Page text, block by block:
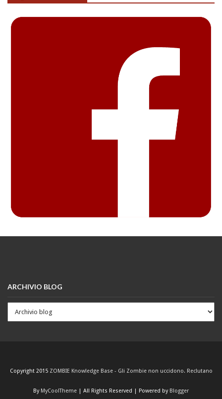
ARCHIVIO BLOG
Copyright 2015 ZOMBIE Knowledge Base - Gli Zombie non uccidono. Reclutano
By MyCoolTheme | All Rights Reserved | Powered by Blogger